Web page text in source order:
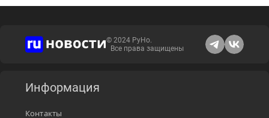
© 2024 РуНо.
Все права защищены
Информация
Контакты